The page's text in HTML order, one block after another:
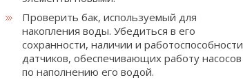
Проверить бак, используемый для
накопления воды. Убедиться в его
сохранности, наличии и работоспособности
датчиков, обеспечивающих работу насосов
по наполнению его водой.